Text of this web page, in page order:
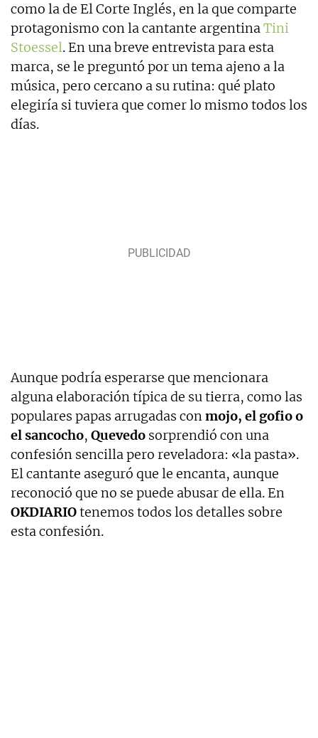
como la de El Corte Inglés, en la que comparte
protagonismo con la cantante argentinaTini
Stoessel. En una breve entrevista para esta
marca, se le preguntó por un tema ajeno a la
música, pero cercano a su rutina: qué plato
elegiría si tuviera que comer lo mismo todos los
días.
Aunque podría esperarse que mencionara
alguna elaboración típica de su tierra, como las
populares papas arrugadas conmojo, el gofio o
el sancocho, Quevedo sorprendió con una
confesión sencilla pero reveladora: «la pasta».
El cantante aseguró que le encanta, aunque
reconoció que no se puede abusar de ella. En
OKDIARIOtenemos todos los detalles sobre
esta confesión.